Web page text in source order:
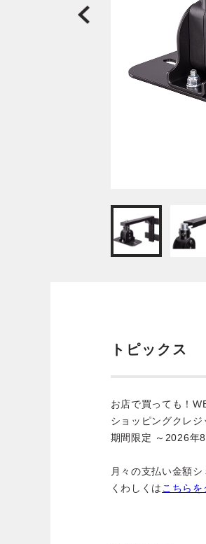
トピックス
お店で買っても！
ショッピングクレ
期間限定 ～2026年
月々の支払い金額
くわしくは こちらを